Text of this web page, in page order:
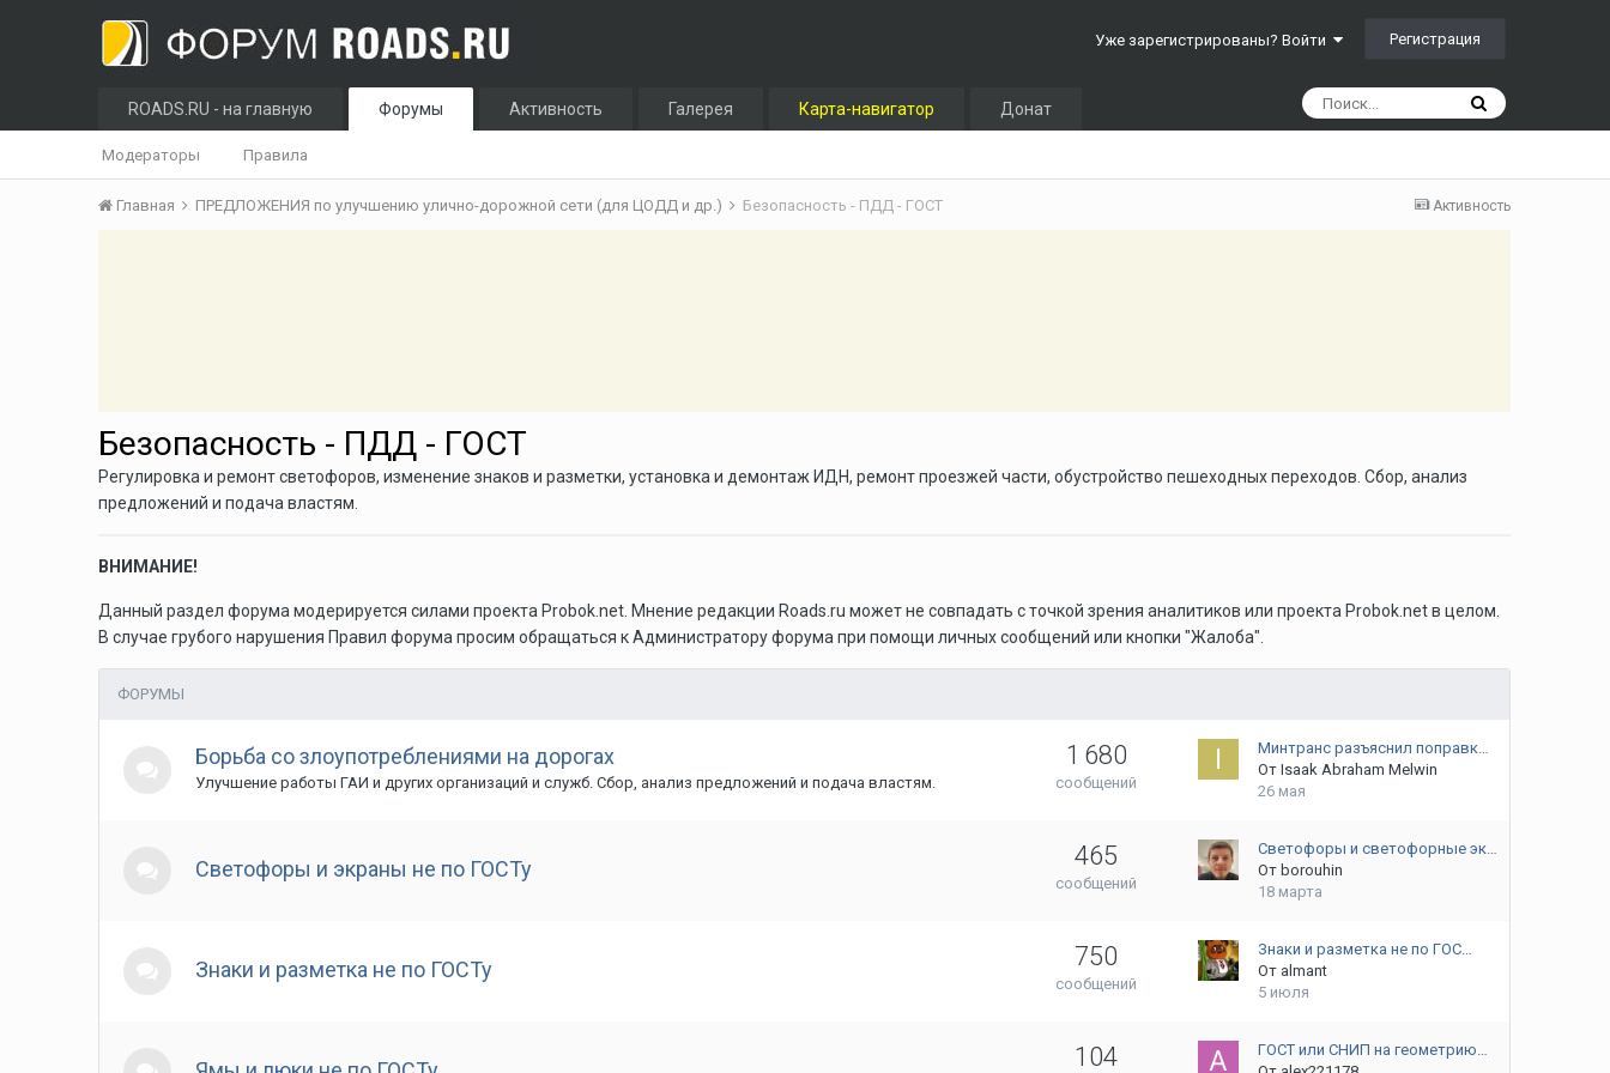
Уже зарегистрированы? Войти Регистрация
ROADS.RU - на главную Форумы
Модераторы Правила
Активность Галерея Карта-навигатор Донат
Активность
Главная ПРЕДЛОЖЕНИЯ по улучшению улично-дорожной сети (для ЦОДД и др.) Безопасность - ПДД - ГОСТ
Безопасность - ПДД - ГОСТ
Регулировка и ремонт светофоров, изменение знаков и разметки, установка и демонтаж ИДН, ремонт проезжей части, обустройство пешеходных переходов. Сбор, анализ
предложений и подача властям.
ВНИМАНИЕ!
Данный раздел форума модерируется силами проекта Probok.net. Мнение редакции Roads.ru может не совпадать с точкой зрения аналитиков или проекта Probok.net в целом.
В случае грубого нарушения Правил форума просим обращаться к Администратору форума при помощи личных сообщений или кнопки "Жалоба".
ФОРУМЫ
Борьба со злоупотреблениями на дорогах
Улучшение работы ГАИ и других организаций и служб. Сбор, анализ предложений и подача властям.
1 680
сообщений
Минтранс разъяснил поправк…
ОтIsaak Abraham Melwin
26 мая
Светофоры и экраны не по ГОСТу 465
сообщений
Светофоры и светофорные эк…
От borouhin
18 марта
Знаки и разметка не по ГОСТу 750
сообщений
Знаки и разметка не по ГОС…
От almant
5 июля
104
ГОСТ или СНИП на геометрию…